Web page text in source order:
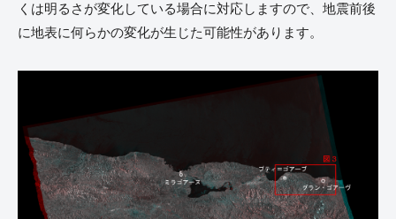
くは明るさが変化している場合に対応しますので、地震前後
に地表に何らかの変化が生じた可能性があります。